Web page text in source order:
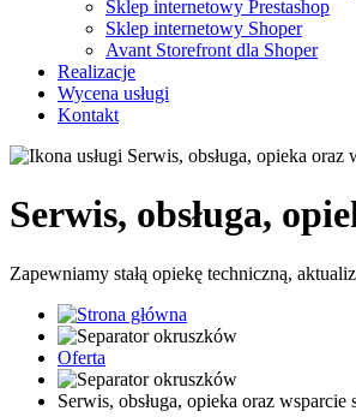
Sklep internetowy Prestashop
Sklep internetowy Shoper
Avant Storefront dla Shoper
Realizacje
Wycena usługi
Kontakt
Serwis, obsługa,
Zapewniamy stałą opiekę techniczną,
Oferta
Serwis, obsługa, opieka oraz